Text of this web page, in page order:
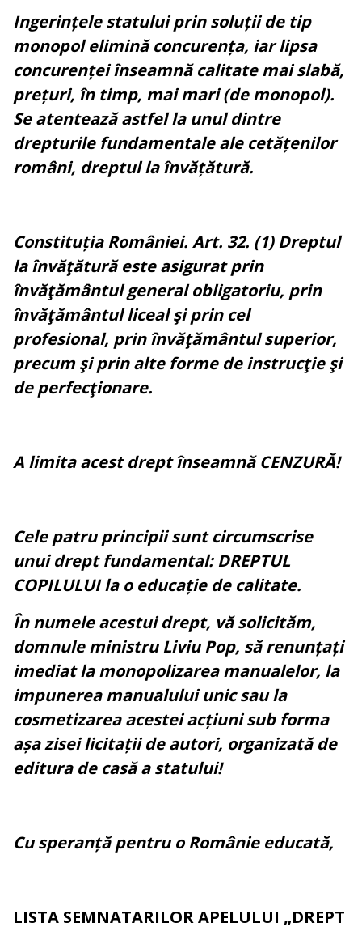
Ingerințele statului prin soluții de tip
monopol elimină concurența, iar lipsa
concurenței înseamnă calitate mai slabă,
prețuri, în timp, mai mari (de monopol).
Se atentează astfel la unul dintre
drepturile fundamentale ale cetățenilor
români, dreptul la învățătură.
Constituția României. Art. 32. (1) Dreptul
la învăţătură este asigurat prin
învăţământul general obligatoriu, prin
învăţământul liceal şi prin cel
profesional, prin învăţământul superior,
precum şi prin alte forme de instrucţie şi
de perfecţionare.
A limita acest drept înseamnă CENZURĂ!
Cele patru principii sunt circumscrise
unui drept fundamental: DREPTUL
COPILULUI la o educație de calitate.
În numele acestui drept, vă solicităm,
domnule ministru Liviu Pop, să renunțați
imediat la monopolizarea manualelor, la
impunerea manualului unic sau la
cosmetizarea acestei acțiuni sub forma
așa zisei licitații de autori, organizată de
editura de casă a statului!
Cu speranță pentru o Românie educată,
LISTA SEMNATARILOR APELULUI „DREPT